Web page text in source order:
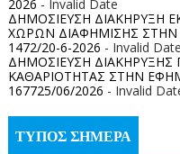
2026 - Invalid Date
ΔΗΜΟΣΙΕΥΣΗ ΔΙΑΚΗΡΥΞΗ
ΧΩΡΩΝ ΔΙΑΦΗΜΙΣΗΣ
1472/20-6-2026 - Invalid Date
ΔΗΜΟΣΙΕΥΣΗ
ΚΑΘΑΡΙΟΤΗΤΑΣ ΣΤΗΝ
167725/06/2026 - Invalid
ΤΥΠΟΣ ΣΗΜΕΡΑ